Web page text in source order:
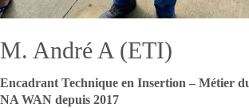
M. André A (ETI)
Encadrant Technique en Insertion – Métier
NA WAN depuis 2017